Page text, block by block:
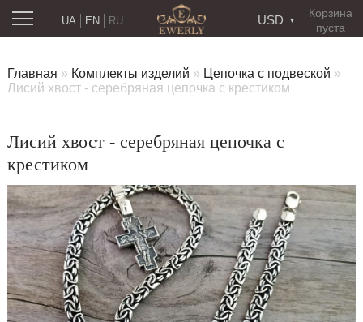
Корзина
пуста
USD
RU
UA EN
Главная » Комплекты изделий » Цепочка с подвеской »
Лисий хвост - серебряная цепочка c крестиком
Лисий хвост - серебряная цепочка c
крестиком